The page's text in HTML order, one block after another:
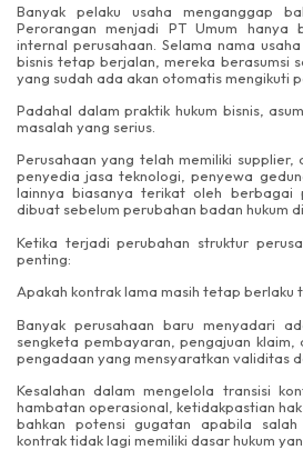
Banyak pelaku usaha menganggap
Perorangan menjadi PT Umum hanya
internal perusahaan. Selama nama
bisnis tetap berjalan, mereka berasumsi
yang sudah ada akan otomatis mengikuti
Padahal dalam praktik hukum bisnis,
masalah yang serius.
Perusahaan yang telah memiliki
penyedia jasa teknologi, penyewa
lainnya biasanya terikat oleh berbagai
dibuat sebelum perubahan badan hukum
Ketika terjadi perubahan struktur
penting:
Apakah kontrak lama masih tetap berlaku
Banyak perusahaan baru menyadari
sengketa pembayaran, pengajuan
pengadaan yang mensyaratkan validitas
Kesalahan dalam mengelola transisi
hambatan operasional, ketidakpastian
bahkan potensi gugatan apabila
kontrak tidak lagi memiliki dasar hukum